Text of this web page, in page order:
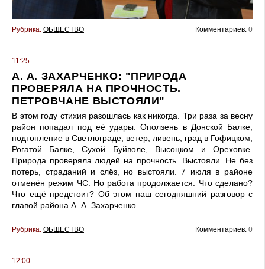
Рубрика: ОБЩЕСТВО Комментариев: 0
11:25
А. А. ЗАХАРЧЕНКО: "ПРИРОДА
ПРОВЕРЯЛА НА ПРОЧНОСТЬ.
ПЕТРОВЧАНЕ ВЫСТОЯЛИ"
В этом году стихия разошлась как никогда. Три раза за весну
район попадал под её удары. Оползень в Донской Балке,
подтопление в Светлограде, ветер, ливень, град в Гофицком,
Рогатой Балке, Сухой Буйволе, Высоцком и Ореховке.
Природа проверяла людей на прочность. Выстояли. Не без
потерь, страданий и слёз, но выстояли. 7 июля в районе
отменён режим ЧС. Но работа продолжается. Что сделано?
Что ещё предстоит? Об этом наш сегодняшний разговор с
главой района А. А. Захарченко.
Рубрика: ОБЩЕСТВО Комментариев: 0
12:00